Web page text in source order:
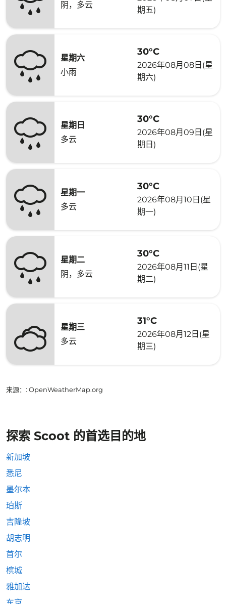
阴，多云
期五)
星期六
小雨
30°C
2026年08月08日(星
期六)
星期日
多云
30°C
2026年08月09日(星
期日)
星期一
多云
30°C
2026年08月10日(星
期一)
星期二
阴，多云
30°C
2026年08月11日(星
期二)
星期三
多云
31°C
2026年08月12日(星
期三)
来源： : OpenWeatherMap.org
探索 Scoot 的首选目的地
新加坡
悉尼
墨尔本
珀斯
吉隆坡
胡志明
首尔
槟城
雅加达